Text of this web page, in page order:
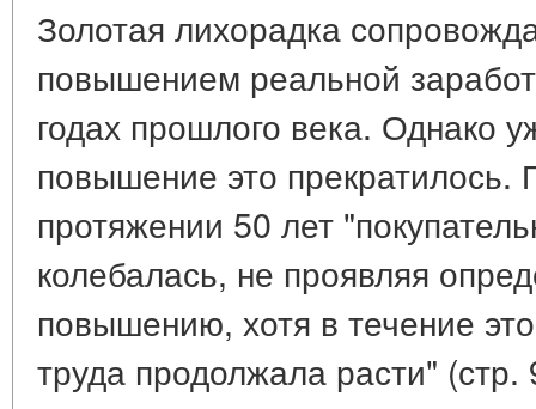
Золотая лихорадка
повышением реальной
годах прошлого века. Однако
повышение это прекратилось.
протяжении 50 лет
колебалась, не проявляя
повышению, хотя в течение
труда продолжала расти" (стр.